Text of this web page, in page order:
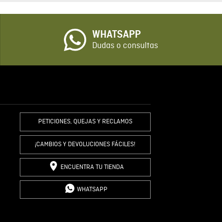
COMENTARIO
WHATSAPP
Dudas o consultas
PETICIONES, QUEJAS Y RECLAMOS
¡CAMBIOS Y DEVOLUCIONES FÁCILES!
ENCUENTRA TU TIENDA
WHATSAPP